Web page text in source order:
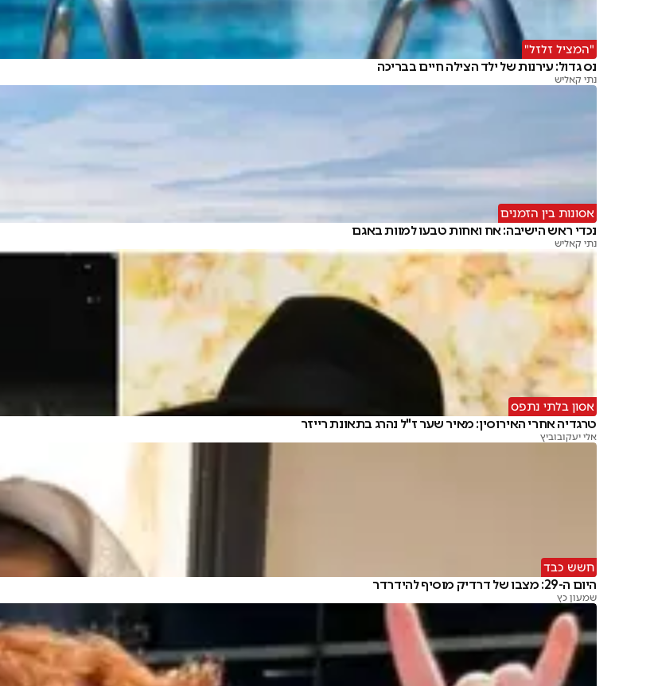
"המציל זלזל"
נס גדול: עירנות של ילד הצילה חיים בבריכה
נתי קאליש
אסונות בין הזמנים
נכדי ראש הישיבה: אח ואחות טבעו למוות באגם
נתי קאליש
אסון בלתי נתפס
טרגדיה אחרי האירוסין: מאיר שער ז"ל נהרג בתאונת רייזר
אלי יעקובוביץ
חשש כבד
היום ה-29: מצבו של דרדיק מוסיף להידרדר
שמעון כץ